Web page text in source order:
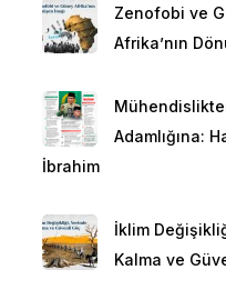
Zenofobi ve
Afrika’nın
Adamlığına:
İbrahim
İklim
Kalma ve